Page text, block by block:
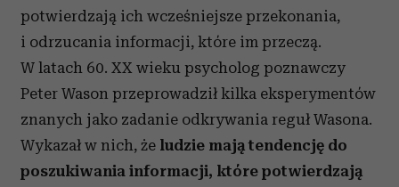
potwierdzają ich wcześniejsze przekonania,
i odrzucania informacji, które im przeczą.
W latach 60. XX wieku psycholog poznawczy
Peter Wason przeprowadził kilka eksperymentów
znanych jako zadanie odkrywania reguł Wasona.
Wykazał w nich, że ludzie mają tendencję do
poszukiwania informacji, które potwierdzają